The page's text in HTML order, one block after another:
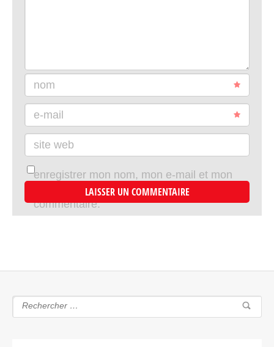
nom
e-mail
site web
enregistrer mon nom, mon e-mail et mon
site dans le navigateur pour mon prochain
commentaire.